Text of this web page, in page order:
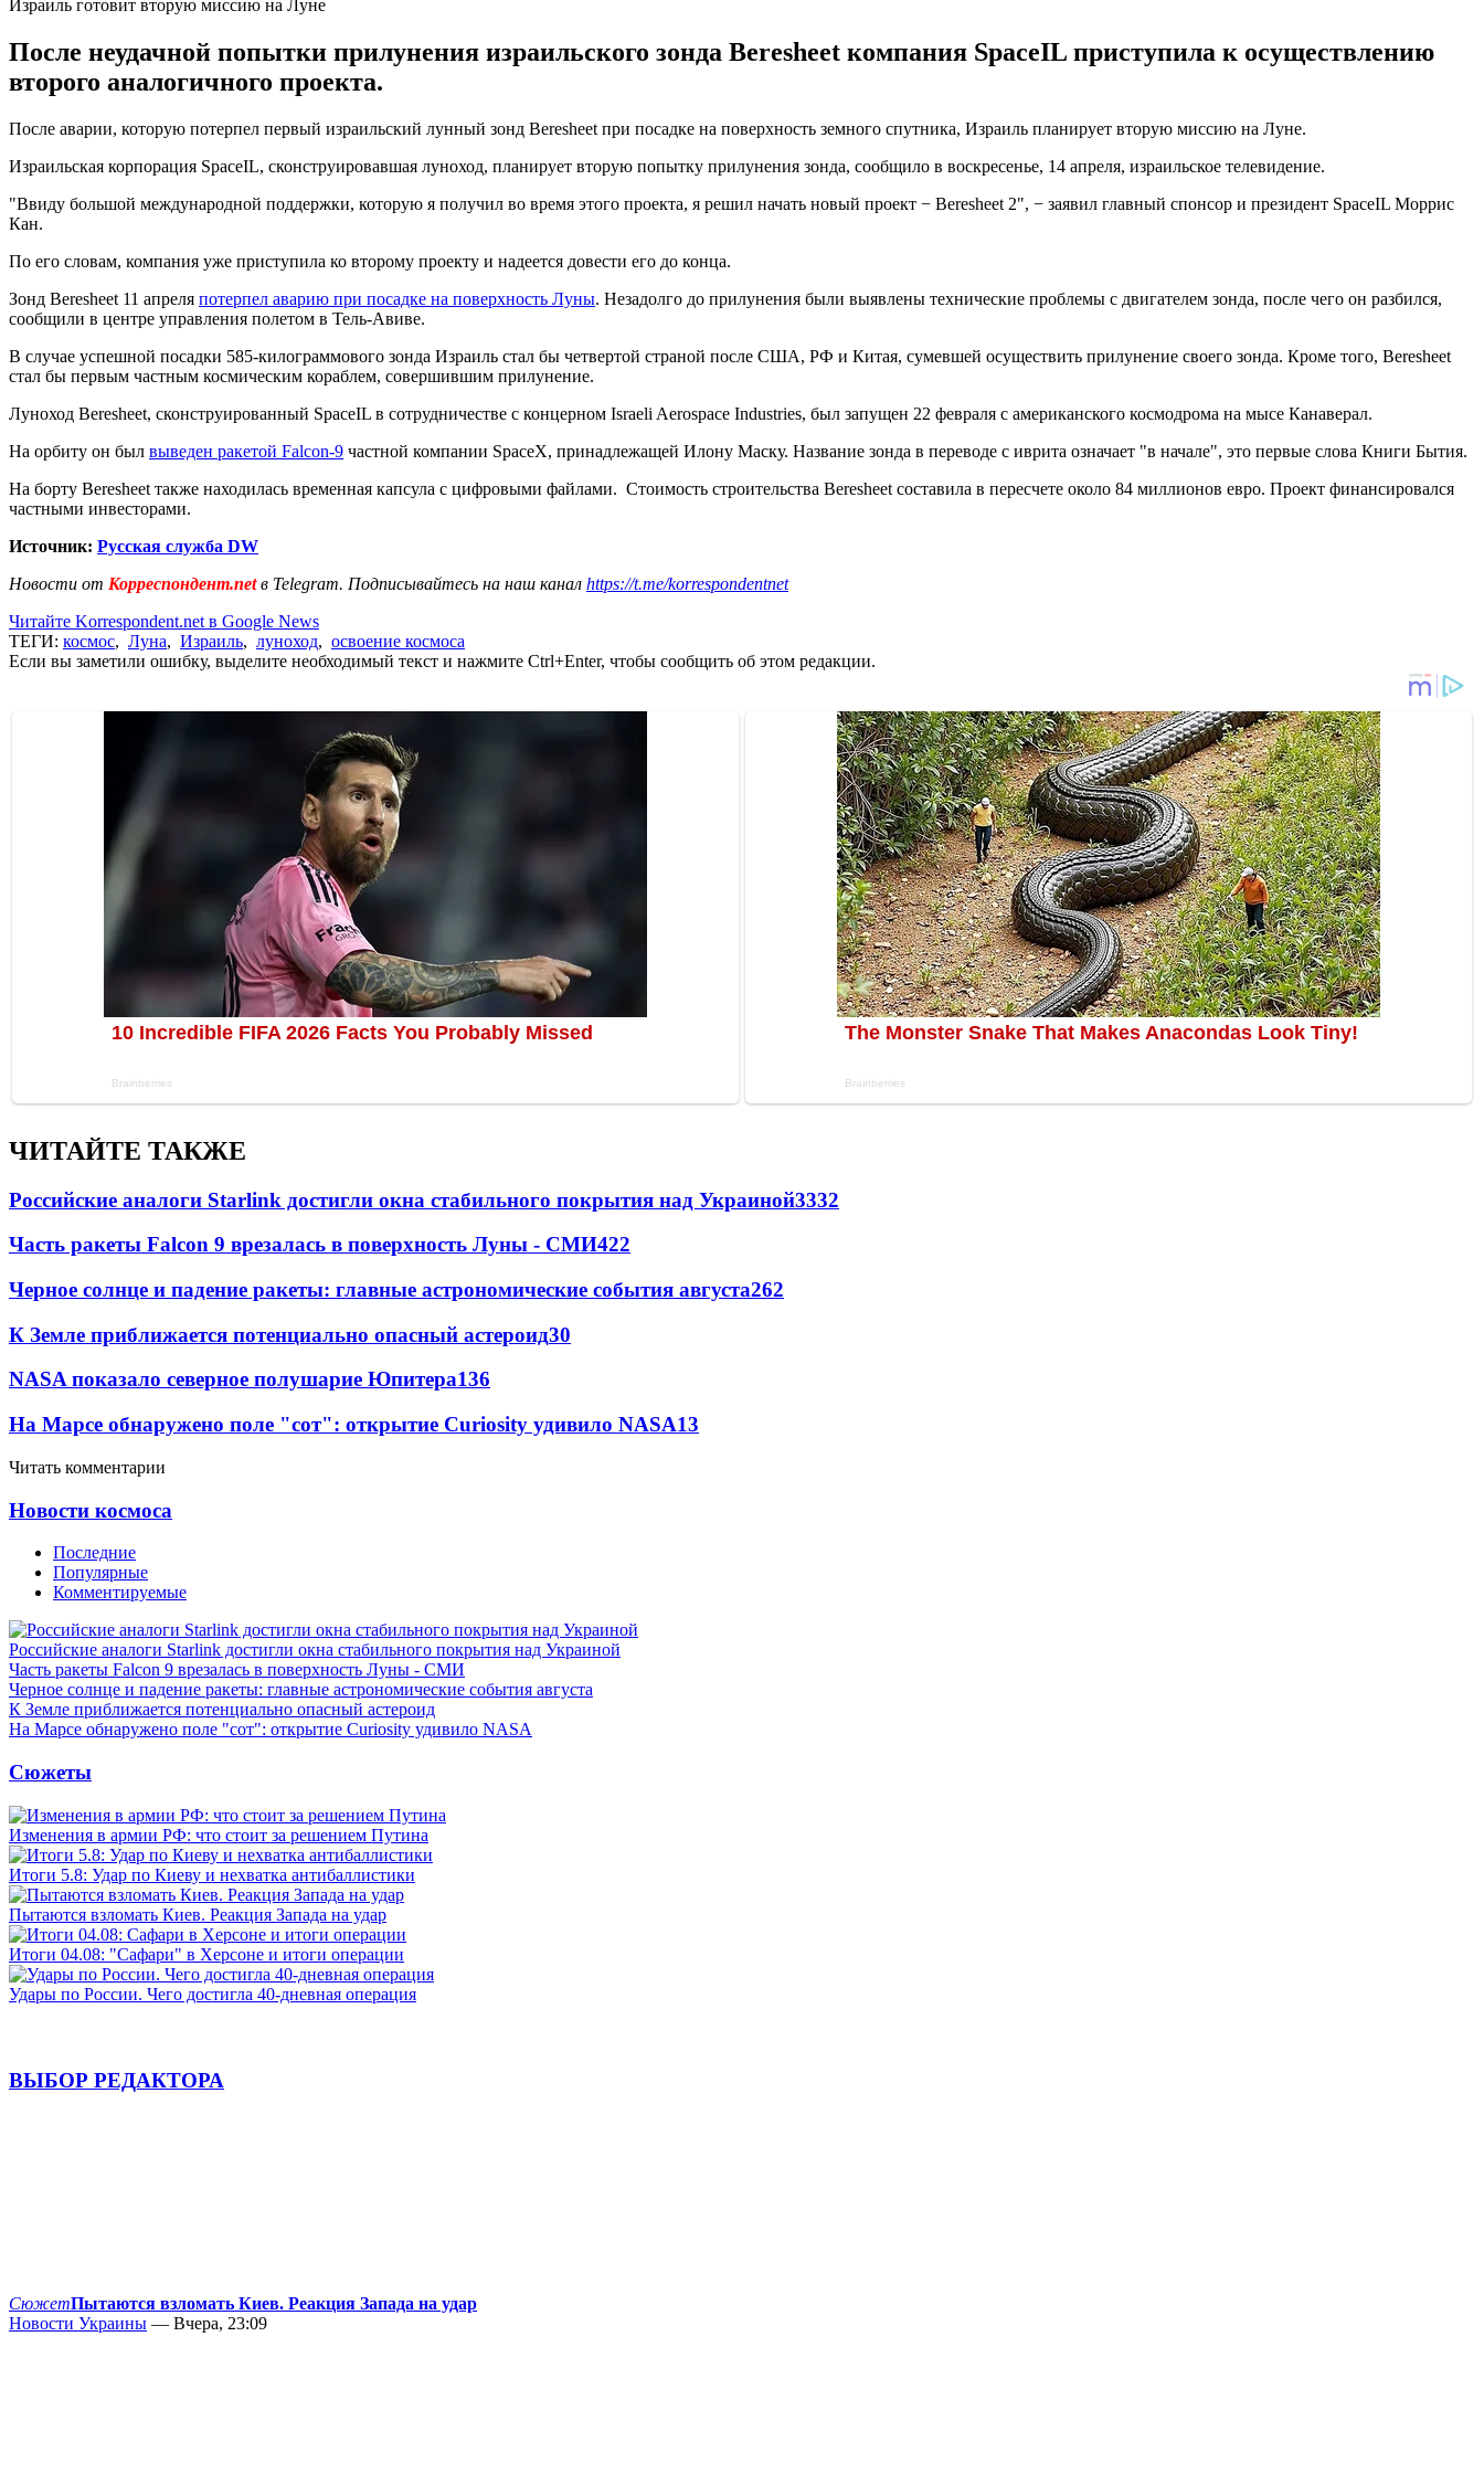
Израиль готовит вторую миссию на Луне
После неудачной попытки прилунения израильского зонда Beresheet компания SpaceIL приступила к осуществлению
второго аналогичного проекта.
После аварии, которую потерпел первый израильский лунный зонд Beresheet при посадке на поверхность земного спутника, Израиль планирует вторую миссию на Луне.
Израильская корпорация SpaceIL, сконструировавшая луноход, планирует вторую попытку прилунения зонда, сообщило в воскресенье, 14 апреля, израильское телевидение.
"Ввиду большой международной поддержки, которую я получил во время этого проекта, я решил начать новый проект − Beresheet 2", − заявил главный спонсор и президент SpaceIL Моррис
Кан.
По его словам, компания уже приступила ко второму проекту и надеется довести его до конца.
Зонд Beresheet 11 апреля потерпел аварию при посадке на поверхность Луны. Незадолго до прилунения были выявлены технические проблемы с двигателем зонда, после чего он разбился,
сообщили в центре управления полетом в Тель-Авиве.
В случае успешной посадки 585-килограммового зонда Израиль стал бы четвертой страной после США, РФ и Китая, сумевшей осуществить прилунение своего зонда. Кроме того, Beresheet
стал бы первым частным космическим кораблем, совершившим прилунение.
Луноход Beresheet, сконструированный SpaceIL в сотрудничестве с концерном Israeli Aerospace Industries, был запущен 22 февраля с американского космодрома на мысе Канаверал.
На орбиту он был выведен ракетой Falcon-9 частной компании SpaceX, принадлежащей Илону Маску. Название зонда в переводе с иврита означает "в начале", это первые слова Книги Бытия.
На борту Beresheet также находилась временная капсула с цифровыми файлами. Стоимость строительства Beresheet составила в пересчете около 84 миллионов евро. Проект финансировался
частными инвесторами.
Источник: Русская служба DW
Новости от Корреспондент.netв Telegram. Подписывайтесь на наш канал https://t.me/korrespondentnet
Читайте Korrespondent.net в Google News
ТЕГИ: космос, Луна, Израиль, луноход, освоение космоса
Если вы заметили ошибку, выделите необходимый текст и нажмите Ctrl+Enter, чтобы сообщить об этом редакции.
ЧИТАЙТЕ ТАКЖЕ
Российские аналоги Starlink достигли окна стабильного покрытия над Украиной3332
Часть ракеты Falcon 9 врезалась в поверхность Луны - СМИ422
Черное солнце и падение ракеты: главные астрономические события августа262
К Земле приближается потенциально опасный астероид30
NASA показало северное полушарие Юпитера136
На Марсе обнаружено поле "сот": открытие Curiosity удивило NASA13
Читать комментарии
Новости космоса
Последние
Популярные
Комментируемые
Российские аналоги Starlink достигли окна стабильного покрытия над Украиной
Часть ракеты Falcon 9 врезалась в поверхность Луны - СМИ
Черное солнце и падение ракеты: главные астрономические события августа
К Земле приближается потенциально опасный астероид
На Марсе обнаружено поле "сот": открытие Curiosity удивило NASA
Сюжеты
Изменения в армии РФ: что стоит за решением Путина
Итоги 5.8: Удар по Киеву и нехватка антибаллистики
Пытаются взломать Киев. Реакция Запада на удар
Итоги 04.08: "Сафари" в Херсоне и итоги операции
Удары по России. Чего достигла 40-дневная операция
ВЫБОР РЕДАКТОРА
СюжетПытаются взломать Киев. Реакция Запада на удар
Новости Украины — Вчера, 23:09